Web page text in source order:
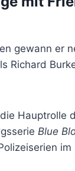
gewann er
Richard
Hauptrolle
Blue
im